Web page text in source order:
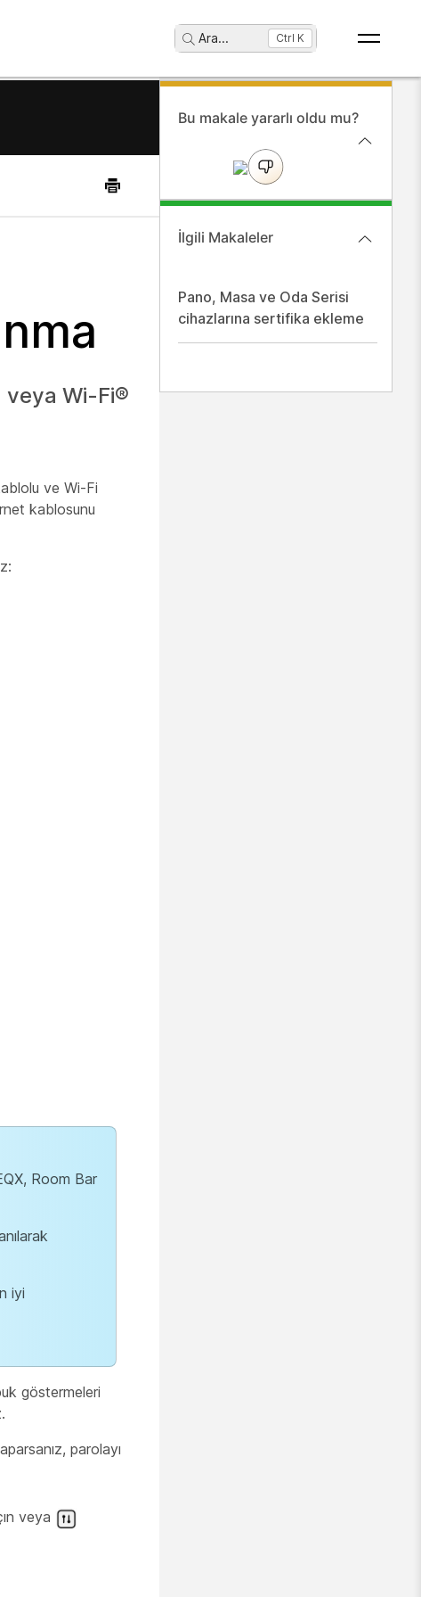
Ara... Ctrl K
veya Wi-Fi®
ve Wi-Fi
kablosunu
Room Bar
iyi
göstermeleri
parolayı
veya
Bu makale yararlı oldu mu?
İlgili Makaleler
Pano, Masa ve Oda Serisi
cihazlarına sertifika ekleme